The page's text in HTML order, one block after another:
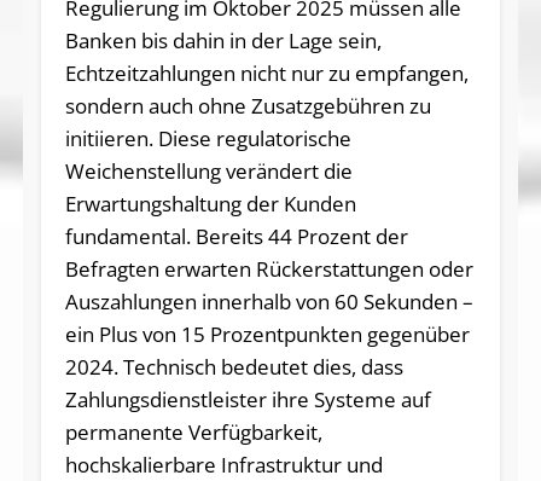
Regulierung im Oktober 2025 müssen alle
Banken bis dahin in der Lage sein,
Echtzeitzahlungen nicht nur zu empfangen,
sondern auch ohne Zusatzgebühren zu
initiieren. Diese regulatorische
Weichenstellung verändert die
Erwartungshaltung der Kunden
fundamental. Bereits 44 Prozent der
Befragten erwarten Rückerstattungen oder
Auszahlungen innerhalb von 60 Sekunden –
ein Plus von 15 Prozentpunkten gegenüber
2024. Technisch bedeutet dies, dass
Zahlungsdienstleister ihre Systeme auf
permanente Verfügbarkeit,
hochskalierbare Infrastruktur und